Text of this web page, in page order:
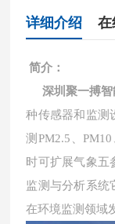
详细介绍 在
简介：
深圳聚一搏
种传感器和监测
测PM2.5、
时可扩展气象五
监测与分析系统
在环境监测领域